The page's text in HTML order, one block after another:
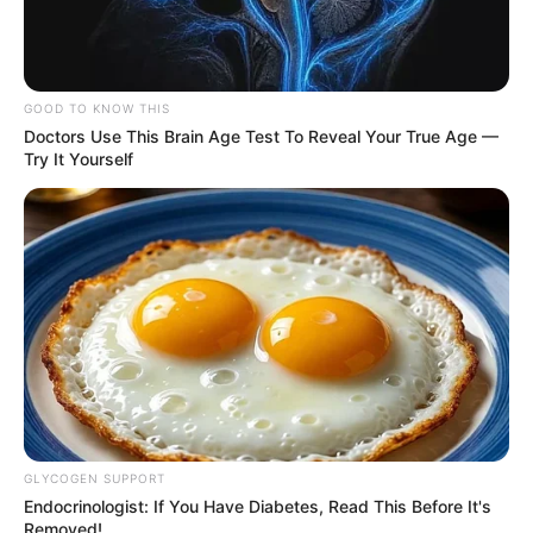
Mensagem
BUSCAR
DESTAQUES
FACEBOOK
GOOD TO KNOW THIS
Doctors Use This Brain Age Test To Reveal Your True Age —
Try It Yourself
GLYCOGEN SUPPORT
Endocrinologist: If You Have Diabetes, Read This Before It's
Removed!